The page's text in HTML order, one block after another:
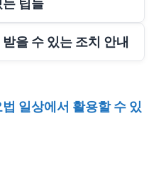
는 팁들
을 수 있는 조치 안내
일상에서 활용할 수 있